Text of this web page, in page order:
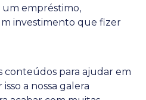
um empréstimo,
investimento que fizer
conteúdos para ajudar em
a nossa galera